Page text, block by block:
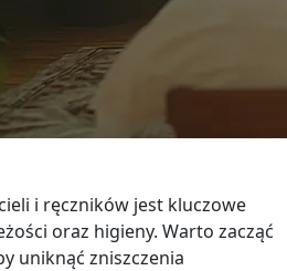
i ręczników jest kluczowe
oraz higieny. Warto zacząć
uniknąć zniszczenia